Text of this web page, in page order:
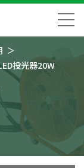
投光器20W